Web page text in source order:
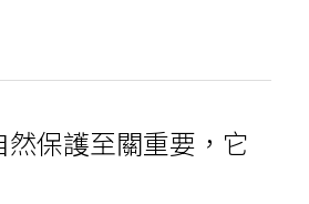
保護至關重要，它